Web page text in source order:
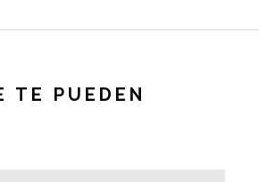
TE PUEDEN